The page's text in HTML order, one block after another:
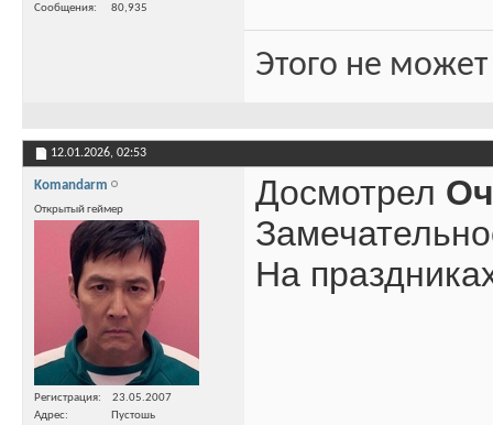
Сообщения
80,935
Этого не
12.01.2026, 02:53
Komandarm
Открытый геймер
Регистрация
23.05.2007
Адрес
Пустошь
Досмотрел
На